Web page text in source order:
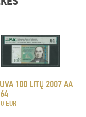
100 LITŲ 2007 AA
EUR